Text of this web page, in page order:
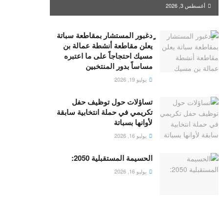
أغسطس 3, 2026
ٍدغبور المستشار بمقاطعة سباتة
يعلن مقاطعة أنشطة عمالة بن
مسيك احتجاجاً على ما اعتبره
مساساً بدور المنتخبين
يوليو 19, 2026
تساؤلات حول توظيف حفل
تكريمي في حملة انتخابية سابقة
لأوانها بسباتة
يوليو 16, 2026
الحسيمة المستقبلية 2050:
يوليو 16, 2026